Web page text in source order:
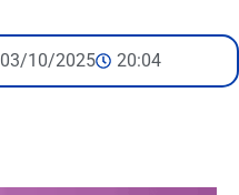
03/10/2025 20:04